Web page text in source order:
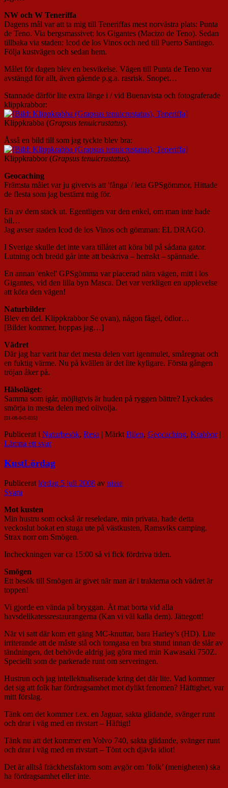
NW och W Teneriffa
Dagens mål var att ta mig till Teneriffas mest norvästra plats: Punta
de Teno. Via bergsmassivet; los Gigantes (Macizo de Teno). Sedan
tillbaka via staden: Icod de los Vinos och ned till Puerto Santiago.
Följa kustvägen och sedan hem.
Målet för dagen blev en besvikelse. Vägen till Punta de Teno var
avstängd för allt, även gående p.g.a. rasrisk. Snopet…
Stannade därför lite extra länge i / vid Buenavista och fotograferade
klippkrabbor:
Klippkrabba (Grapsus tenuicrustatus).
Åsså en bild till som jag tyckte blev bra:
Klippkrabbor (Grapsus tenuicrustatus).
Geocaching
Främsta målet var ju givetvis att 'fånga' / leta GPSgömmor, Hittade
de flesta som jag bestämt mig för.
En av dem stack ut. Egentligen var den enkel, om man inte hade
bil…
Jag avser staden Icod de los Vinos och gömman: EL DRAGO.
I Sverige skulle det inte vara tillåtet att köra bil på sådana gator.
Lutning och bredd går inte att beskriva – hemskt – spännade.
En annan 'enkel' GPSgömma var placerad nära vägen, mitt i los
Gigantes, vid den lilla byn Masca. Det var verkligen en upplevelse
att köra den vägen!
Naturbilder
Blev en del. Klippkrabbor Se ovan), någon fågel, ödlor…
[Bilder kommer, hoppas jag…]
Vädret
Där jag har varit har det mesta delen vart igenmulet, småregnat och
en fuktig värme. Nu på kvällen är det lite kyligare. Första gången
tröjan åker på.
Hälsoläget:
Samma som igår, möjligtvis är huden på ryggen bättre? Lyckades
smörja in mesta delen med olivolja.
[01-08-045-035]
Publicerat i Naturbesök, Resa | Märkt Bilen, Geocaching, Krabbor |
Lämna ett svar
KustLördag
Publicerat lördag 5 juli 2008 av nisse
Svara
Mot kusten
Min hustru som också är reseledare, min privata, hade detta
veckoslut bokat en stuga ute på västkusten, Ramsviks camping.
Strax norr om Smögen.
Incheckningen var ca 15:00 så vi fick fördriva tiden.
Smögen
Ett besök till Smögen är givet när man är i trakterna och vädret är
toppen!
Vi gjorde en vända på bryggan. Åt mat borta vid alla
havsdelikatessrestaurangerna (Kan vi väl kalla dem). Jättegott!
När vi satt där kom ett gäng MC-knuttar, bara Harley’s (HD). Lite
irriterande att de måste stå och tomgasa en bra stund innan de slår av
tändningen, det behövde aldrig jag göra med min Kawasaki 750Z.
Speciellt som de parkerade runt om serveringen.
Hustrun och jag intellektualiserade kring det där lite. Vad kommer
det sig att folk har fördragsamhet mot dylikt fenomen? Häftighet, var
mitt förslag.
Tänk om det kommer t.ex. en Jaguar, sakta glidande, svänger runt
och drar i väg med en rivstart – Häftigt!
Tänk nu att det kommer en Volvo 740, sakta glidande, svänger runt
och drar i väg med en rivstart – Tönt och djävla idiot!
Det är alltså fräckhetsfaktorn som avgör om ’folk’ (menigheten) ska
ha fördragsamhet eller inte.